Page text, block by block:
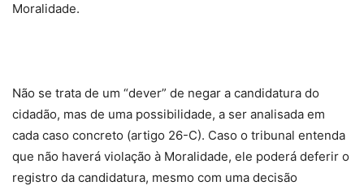
Moralidade.
Não se trata de um “dever” de negar a candidatura do
cidadão, mas de uma possibilidade, a ser analisada em
cada caso concreto (artigo 26-C). Caso o tribunal entenda
que não haverá violação à Moralidade, ele poderá deferir o
registro da candidatura, mesmo com uma decisão